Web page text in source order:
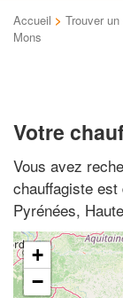
Accueil > Trouver
Mons
Votre
Vous avez
chauffagiste
Pyrénées,
+
−